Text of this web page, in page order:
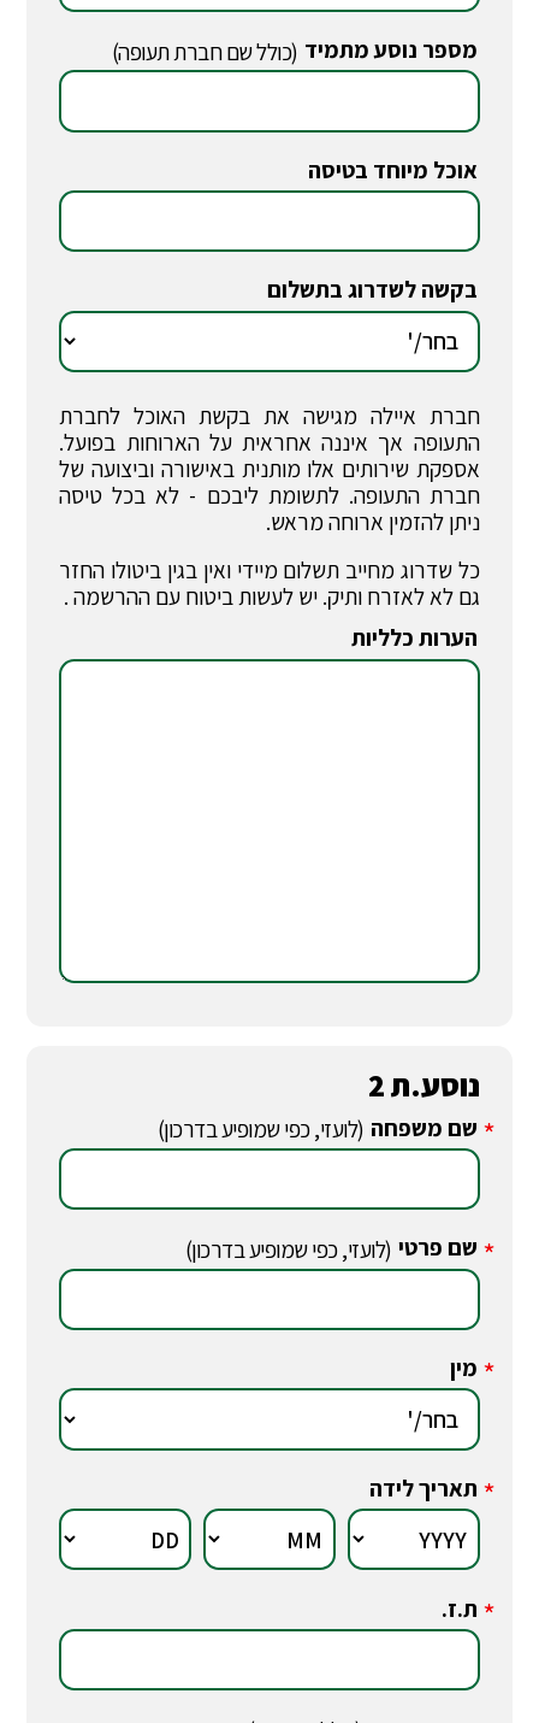
מספר נוסע מתמיד (כולל שם חברת תעופה)
אוכל מיוחד בטיסה
בקשה לשדרוג בתשלום
חברת איילה מגישה את בקשת האוכל לחברת
התעופה אך איננה אחראית על הארוחות בפועל.
אספקת שירותים אלו מותנית באישורה וביצועה של
חברת התעופה. לתשומת ליבכם - לא בכל טיסה
ניתן להזמין ארוחה מראש.
כל שדרוג מחייב תשלום מיידי ואין בגין ביטולו החזר
גם לא לאזרח ותיק. יש לעשות ביטוח עם ההרשמה .
הערות כלליות
נוסע.ת 2
* שם משפחה (לועזי, כפי שמופיע בדרכון)
* שם פרטי (לועזי, כפי שמופיע בדרכון)
* מין
* תאריך לידה
* ת.ז.